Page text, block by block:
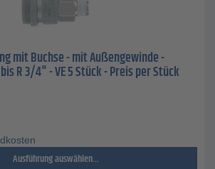
mit Buchse - mit Außengewinde -
R 3/4" - VE 5 Stück - Preis per Stück
Ausführung auswählen...